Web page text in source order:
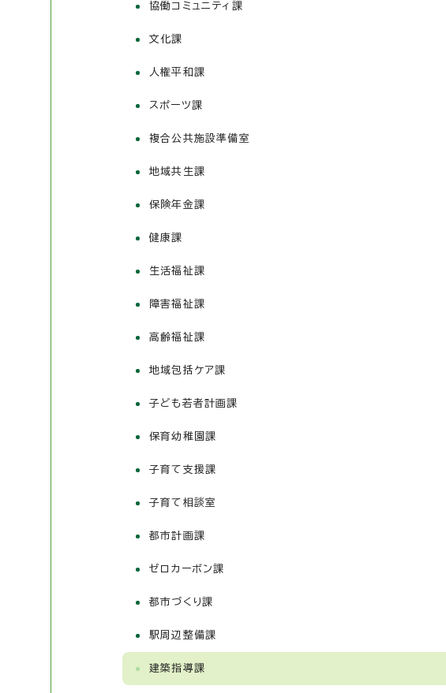
協働コミュニティ課
文化課
人権平和課
スポーツ課
複合公共施設準備室
地域共生課
保険年金課
健康課
生活福祉課
障害福祉課
高齢福祉課
地域包括ケア課
子ども若者計画課
保育幼稚園課
子育て支援課
子育て相談室
都市計画課
ゼロカーボン課
都市づくり課
駅周辺整備課
建築指導課